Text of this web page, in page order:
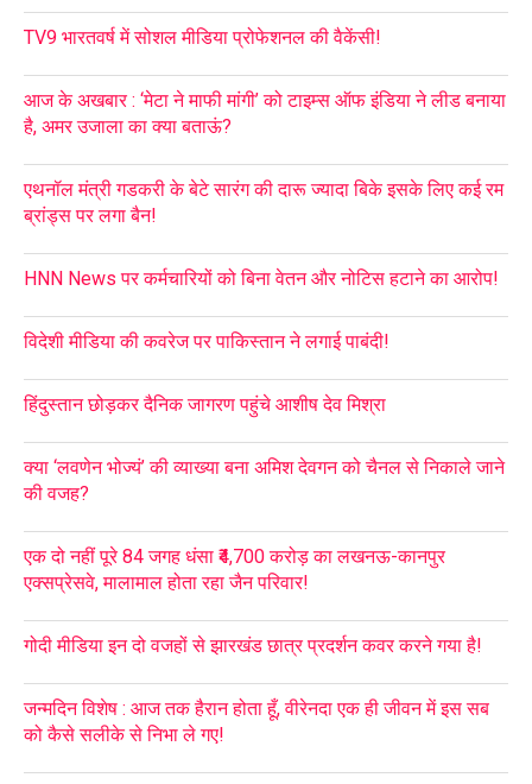
TV9 भारतवर्ष में सोशल मीडिया प्रोफेशनल की वैकेंसी!
आज के अखबार : ‘मेटा ने माफी मांगी’ को टाइम्स ऑफ इंडिया ने लीड बनाया
है, अमर उजाला का क्या बताऊं?
एथनॉल मंत्री गडकरी के बेटे सारंग की दारू ज्यादा बिके इसके लिए कई रम
ब्रांड्स पर लगा बैन!
HNN News पर कर्मचारियों को बिना वेतन और नोटिस हटाने का आरोप!
विदेशी मीडिया की कवरेज पर पाकिस्तान ने लगाई पाबंदी!
हिंदुस्तान छोड़कर दैनिक जागरण पहुंचे आशीष देव मिश्रा
क्या ‘लवणेन भोज्यं’ की व्याख्या बना अमिश देवगन को चैनल से निकाले जाने
की वजह?
एक दो नहीं पूरे 84 जगह धंसा ₹4,700 करोड़ का लखनऊ-कानपुर
एक्सप्रेसवे, मालामाल होता रहा जैन परिवार!
गोदी मीडिया इन दो वजहों से झारखंड छात्र प्रदर्शन कवर करने गया है!
जन्मदिन विशेष : आज तक हैरान होता हूँ, वीरेनदा एक ही जीवन में इस सब
को कैसे सलीके से निभा ले गए!